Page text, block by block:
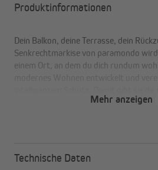
Produktinformationen
Dein Balkon, deine Terrasse, dein
Senkrechtmarkise von paramondo
einem Ort, an dem du dich rundum
Außenbereich ganz nach deinen
Mehr anzeigen
Technische Daten